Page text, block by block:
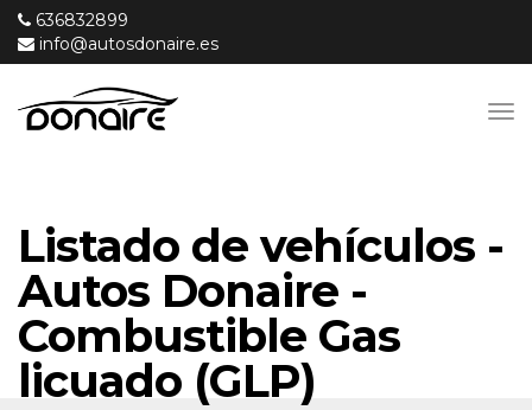
636832899
info@autosdonaire.es
Listado de vehículos -
Autos Donaire -
Combustible Gas
licuado (GLP)